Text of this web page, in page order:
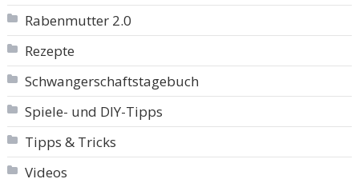
Rabenmutter 2.0
Rezepte
Schwangerschaftstagebuch
Spiele- und DIY-Tipps
Tipps & Tricks
Videos